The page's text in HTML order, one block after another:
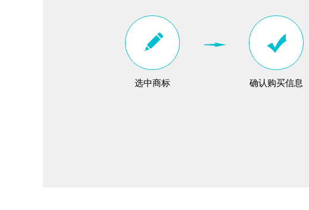
选中商标 确认购买信息